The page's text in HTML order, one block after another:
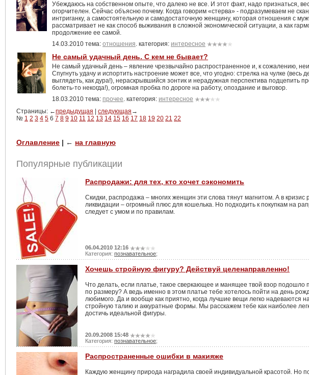
Убеждаюсь на собственном опыте, что далеко не все. И этот факт, надо признаться,
огорчителен. Сейчас объясню почему. Когда говорим «стерва» - подразумеваем не
интриганку, а самостоятельную и самодостаточную женщину, которая отношения с
рассматривает не как способ выживания в сложной экономической ситуации, а как
продолжение ее самой.
14.03.2010 тема: отношения. категория: интересное
Не самый удачный день. С кем не бывает?
Не самый удачный день – явление чрезвычайно распространенное и, к сожалению,
Спугнуть удачу и испортить настроение может все, что угодно: стрелка на чулке (весь
выглядеть, как дура!), нераскрывшийся зонтик и нерадужная перспектива подцепить
болеть-то некогда!), огромная пробка по дороге на работу, опоздание и выговор.
18.03.2010 тема: прочее. категория: интересное
Страницы: ←предыдущая следующая →
№ 1 2 3 4 5 6 7 8 9 10 11 12 13 14 15 16 17 18 19 20 21 22
Оглавление | ← на главную
Популярные публикации
Распродажи: для тех, кто хочет сэкономить
Скидки, распродажа – многих женщин эти слова тянут магнитом. А в кризис
ликвидации – огромный плюс для кошелька. Но подходить к покупкам на
следует с умом и по правилам.
06.04.2010 12:16
Категория: познавательное;
Хочешь стройную фигуру? Действуй целенаправленно!
Что делать, если платье, такое сверкающее и манящее твой взор подошло
по размеру? А ведь именно в этом платье тебе хотелось пойти на день
любимого. Да и вообще как приятно, когда лучшие вещи легко надеваются
стройную талию и аккуратные формы. Мы расскажем тебе как наиболее
достичь идеальной фигуры.
20.09.2008 15:48
Категория: познавательное;
Распространенные ошибки в макияже
Каждую женщину природа наградила своей индивидуальной красотой. Но